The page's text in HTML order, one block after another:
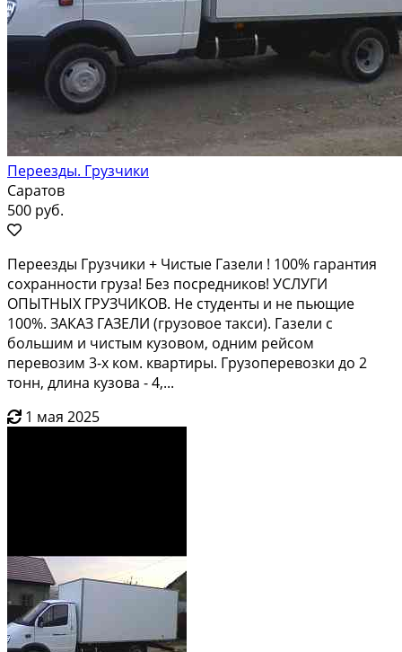
Переезды. Грузчики
Саратов
500 руб.
Переезды Грузчики + Чистые Газели ! 100% гарантия
сохранности груза! Без посредников! УСЛУГИ
ОПЫТНЫХ ГРУЗЧИКОВ. Не студенты и не пьющие
100%. ЗАКАЗ ГАЗЕЛИ (грузовое такси). Газели с
большим и чистым кузовом, одним рейсом
перевозим 3-х ком. квартиры. Грузоперевозки до 2
тонн, длина кузова - 4,...
1 мая 2025